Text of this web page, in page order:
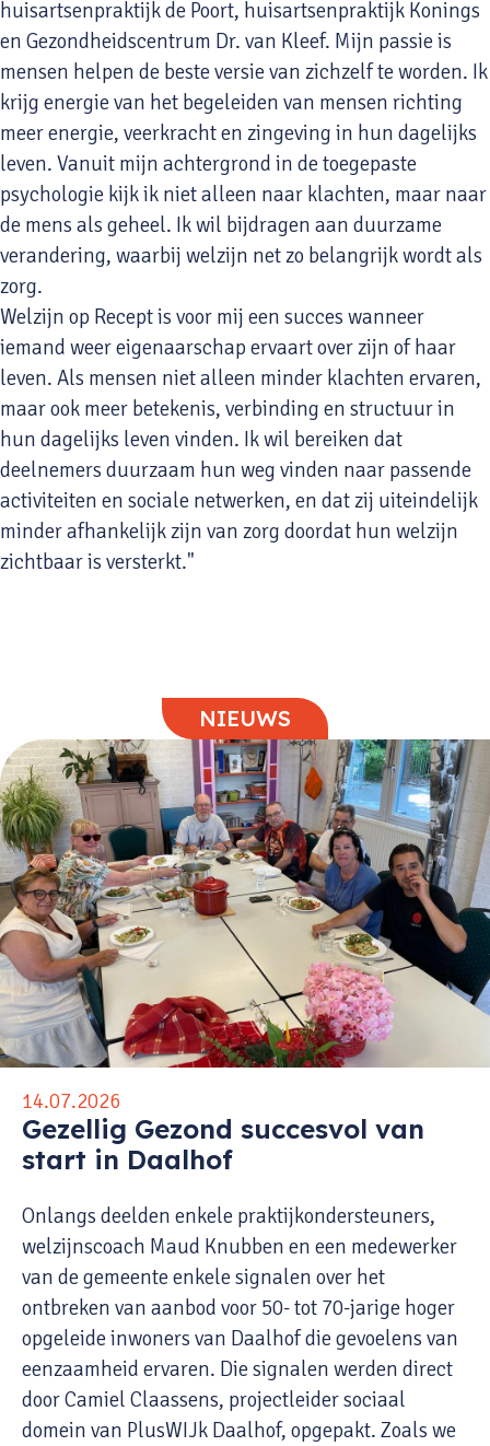
huisartsenpraktijk de Poort, huisartsenpraktijk Konings
en Gezondheidscentrum Dr. van Kleef. Mijn passie is
mensen helpen de beste versie van zichzelf te worden. Ik
krijg energie van het begeleiden van mensen richting
meer energie, veerkracht en zingeving in hun dagelijks
leven. Vanuit mijn achtergrond in de toegepaste
psychologie kijk ik niet alleen naar klachten, maar naar
de mens als geheel. Ik wil bijdragen aan duurzame
verandering, waarbij welzijn net zo belangrijk wordt als
zorg.
Welzijn op Recept is voor mij een succes wanneer
iemand weer eigenaarschap ervaart over zijn of haar
leven. Als mensen niet alleen minder klachten ervaren,
maar ook meer betekenis, verbinding en structuur in
hun dagelijks leven vinden. Ik wil bereiken dat
deelnemers duurzaam hun weg vinden naar passende
activiteiten en sociale netwerken, en dat zij uiteindelijk
minder afhankelijk zijn van zorg doordat hun welzijn
zichtbaar is versterkt."
NIEUWS
14.07.2026
Gezellig Gezond succesvol van
start in Daalhof
Onlangs deelden enkele praktijkondersteuners,
welzijnscoach Maud Knubben en een medewerker
van de gemeente enkele signalen over het
ontbreken van aanbod voor 50- tot 70-jarige hoger
opgeleide inwoners van Daalhof die gevoelens van
eenzaamheid ervaren. Die signalen werden direct
door Camiel Claassens, projectleider sociaal
domein van PlusWIJk Daalhof, opgepakt. Zoals we